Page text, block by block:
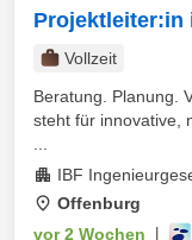
Projektleiter:in
Vollzeit
Beratung. Planung.
steht für innovative,
IBF
Offenburg
vor 2 Wochen